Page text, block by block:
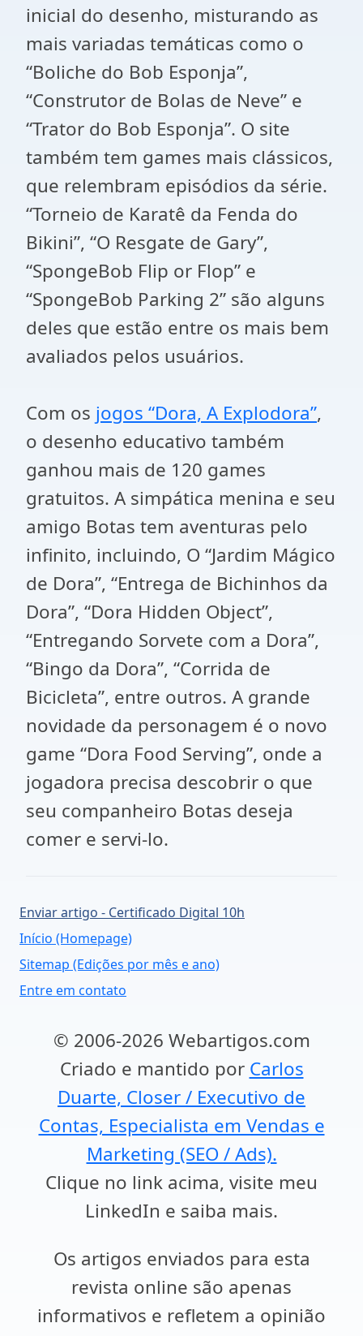
inicial do desenho, misturando as
mais variadas temáticas como o
“Boliche do Bob Esponja”,
“Construtor de Bolas de Neve” e
“Trator do Bob Esponja”. O site
também tem games mais clássicos,
que relembram episódios da série.
“Torneio de Karatê da Fenda do
Bikini”, “O Resgate de Gary”,
“SpongeBob Flip or Flop” e
“SpongeBob Parking 2” são alguns
deles que estão entre os mais bem
avaliados pelos usuários.
Com os jogos “Dora, A Explodora”,
o desenho educativo também
ganhou mais de 120 games
gratuitos. A simpática menina e seu
amigo Botas tem aventuras pelo
infinito, incluindo, O “Jardim Mágico
de Dora”, “Entrega de Bichinhos da
Dora”, “Dora Hidden Object”,
“Entregando Sorvete com a Dora”,
“Bingo da Dora”, “Corrida de
Bicicleta”, entre outros. A grande
novidade da personagem é o novo
game “Dora Food Serving”, onde a
jogadora precisa descobrir o que
seu companheiro Botas deseja
comer e servi-lo.
Enviar artigo - Certificado Digital 10h
Início (Homepage)
Sitemap (Edições por mês e ano)
Entre em contato
© 2006-2026 Webartigos.com
Criado e mantido por Carlos
Duarte, Closer / Executivo de
Contas, Especialista em Vendas e
Marketing (SEO / Ads).
Clique no link acima, visite meu
LinkedIn e saiba mais.
Os artigos enviados para esta
revista online são apenas
informativos e refletem a opinião